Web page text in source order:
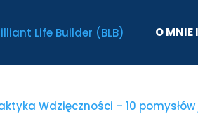
O MNIE